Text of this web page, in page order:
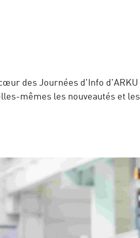
des Journées d'Info d'ARKU
mêmes les nouveautés et les